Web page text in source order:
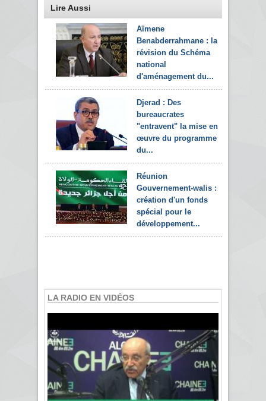
Lire Aussi
Aïmene
Benabderrahmane : la
révision du Schéma
national
d'aménagement du...
Djerad : Des
bureaucrates
"entravent" la mise en
œuvre du programme
du...
Réunion
Gouvernement-walis :
création d'un fonds
spécial pour le
développement...
LA RADIO EN VIDÉOS